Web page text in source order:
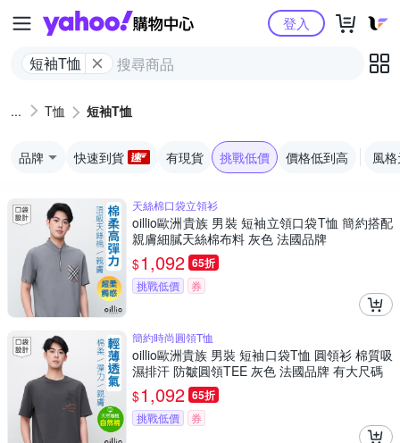
Yahoo購物中心
短袖T恤
登入
T恤 短袖T恤
品牌 快速到貨 有現貨 挑戰低價 價格低到高 風
天絲棉口袋立領衫
oillio歐洲貴族 男裝 短袖立領口袋T恤 簡約搭配
親膚細膩天絲棉布料 灰色 法國品牌
$1,092 65折
挑戰低價 券
簡約時尚圓領T恤
oillio歐洲貴族 男裝 短袖口袋T恤 圓領衫 棉質吸
濕排汗 防皺圓領TEE 灰色 法國品牌 有大尺碼
$1,092 65折
挑戰低價 券